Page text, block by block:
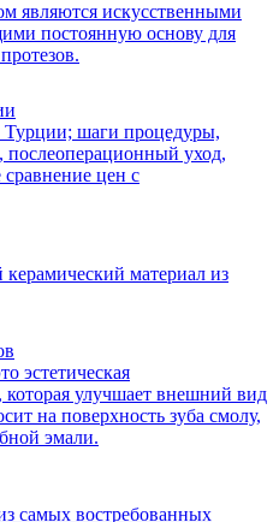
являются искусственными
постоянную основу для
шаги процедуры,
послеоперационный уход,
сравнение цен с
материал из
эстетическая
которая улучшает внешний вид
на поверхность зуба смолу,
эмали.
самых востребованных